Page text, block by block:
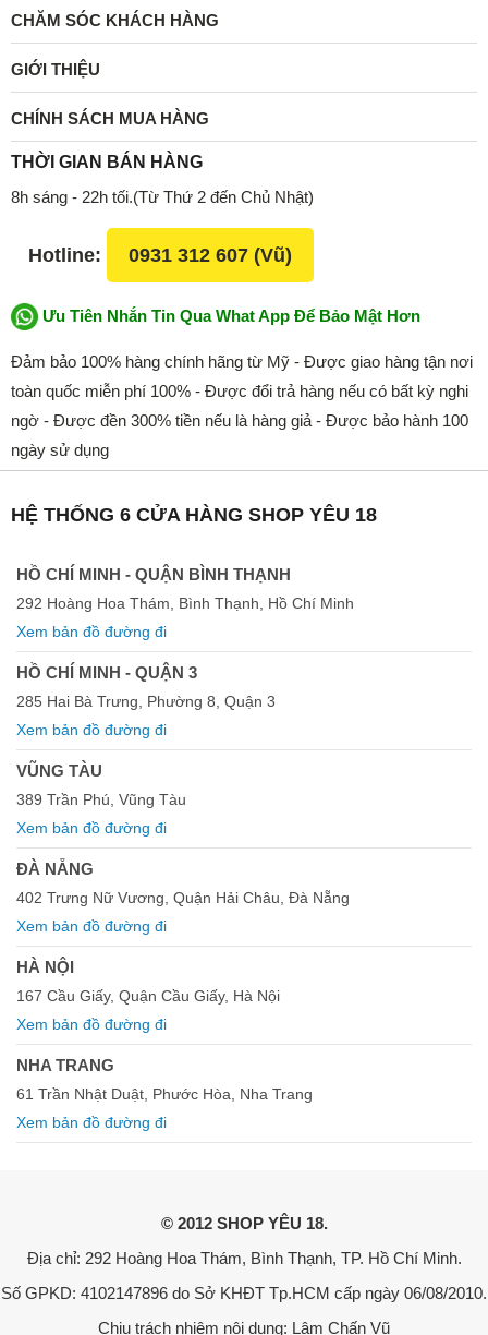
CHĂM SÓC KHÁCH HÀNG
GIỚI THIỆU
CHÍNH SÁCH MUA HÀNG
THỜI GIAN BÁN HÀNG
8h sáng - 22h tối.(Từ Thứ 2 đến Chủ Nhật)
Hotline: 0931 312 607 (Vũ)
Ưu Tiên Nhắn Tin Qua What App Để Bảo Mật Hơn
Đảm bảo 100% hàng chính hãng từ Mỹ - Được giao hàng tận nơi
toàn quốc miễn phí 100% - Được đổi trả hàng nếu có bất kỳ nghi
ngờ - Được đền 300% tiền nếu là hàng giả - Được bảo hành 100
ngày sử dụng
HỆ THỐNG 6 CỬA HÀNG SHOP YÊU 18
HỒ CHÍ MINH - QUẬN BÌNH THẠNH
292 Hoàng Hoa Thám, Bình Thạnh, Hồ Chí Minh
Xem bản đồ đường đi
HỒ CHÍ MINH - QUẬN 3
285 Hai Bà Trưng, Phường 8, Quận 3
Xem bản đồ đường đi
VŨNG TÀU
389 Trần Phú, Vũng Tàu
Xem bản đồ đường đi
ĐÀ NẴNG
402 Trưng Nữ Vương, Quận Hải Châu, Đà Nẵng
Xem bản đồ đường đi
HÀ NỘI
167 Cầu Giấy, Quận Cầu Giấy, Hà Nội
Xem bản đồ đường đi
NHA TRANG
61 Trần Nhật Duật, Phước Hòa, Nha Trang
Xem bản đồ đường đi
© 2012 SHOP YÊU 18.
Địa chỉ: 292 Hoàng Hoa Thám, Bình Thạnh, TP. Hồ Chí Minh.
Số GPKD: 4102147896 do Sở KHĐT Tp.HCM cấp ngày 06/08/2010.
Chịu trách nhiệm nội dung: Lâm Chấn Vũ